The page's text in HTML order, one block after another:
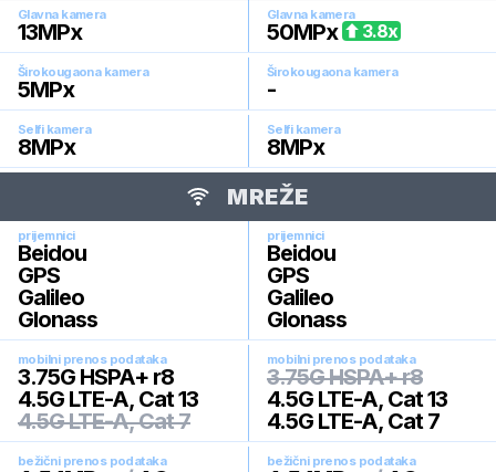
Glavna kamera
13MPx
Glavna kamera
50MPx 3.8x
Širokougaona kamera
5MPx
Širokougaona kamera
-
Selfi kamera
8MPx
Selfi kamera
8MPx
MREŽE
prijemnici
Beidou
GPS
Galileo
Glonass
prijemnici
Beidou
GPS
Galileo
Glonass
mobilni prenos podataka
3.75G HSPA+ r8
4.5G LTE-A, Cat 13
4.5G LTE-A, Cat 7
mobilni prenos podataka
3.75G HSPA+ r8
4.5G LTE-A, Cat 13
4.5G LTE-A, Cat 7
bežični prenos podataka bežični prenos podataka